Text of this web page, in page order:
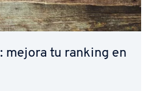
mejora tu ranking en